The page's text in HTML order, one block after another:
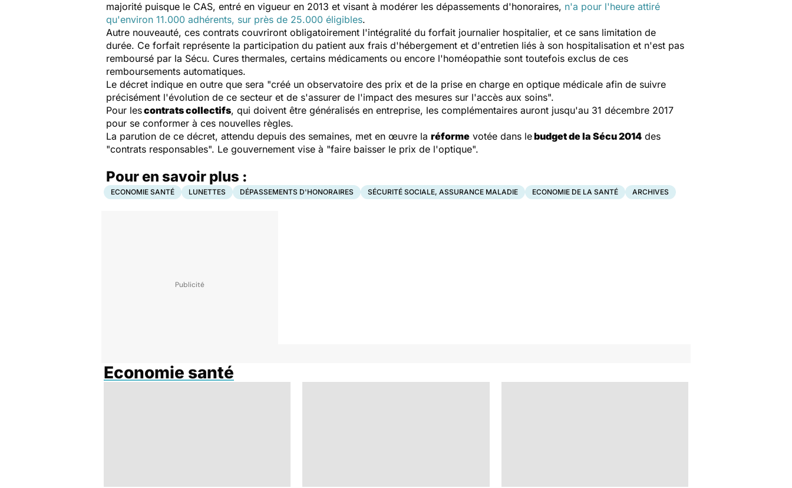
majorité puisque le CAS, entré en vigueur en 2013 et visant à modérer les dépassements d'honoraires, n'a pour l'heure attiré
qu'environ 11.000 adhérents, sur près de 25.000 éligibles.
Autre nouveauté, ces contrats couvriront obligatoirement l'intégralité du forfait journalier hospitalier, et ce sans limitation de
durée. Ce forfait représente la participation du patient aux frais d'hébergement et d'entretien liés à son hospitalisation et n'est pas
remboursé par la Sécu. Cures thermales, certains médicaments ou encore l'homéopathie sont toutefois exclus de ces
remboursements automatiques.
Le décret indique en outre que sera "créé un observatoire des prix et de la prise en charge en optique médicale afin de suivre
précisément l'évolution de ce secteur et de s'assurer de l'impact des mesures sur l'accès aux soins".
Pour lescontrats collectifs, qui doivent être généralisés en entreprise, les complémentaires auront jusqu'au 31 décembre 2017
pour se conformer à ces nouvelles règles.
La parution de ce décret, attendu depuis des semaines, met en œuvre la réforme votée dans lebudget de la Sécu 2014 des
"contrats responsables". Le gouvernement vise à "faire baisser le prix de l'optique".
Pour en savoir plus :
ECONOMIE SANTÉ LUNETTES DÉPASSEMENTS D'HONORAIRES SÉCURITÉ SOCIALE, ASSURANCE MALADIE ECONOMIE DE LA SANTÉ ARCHIVES
Economie santé